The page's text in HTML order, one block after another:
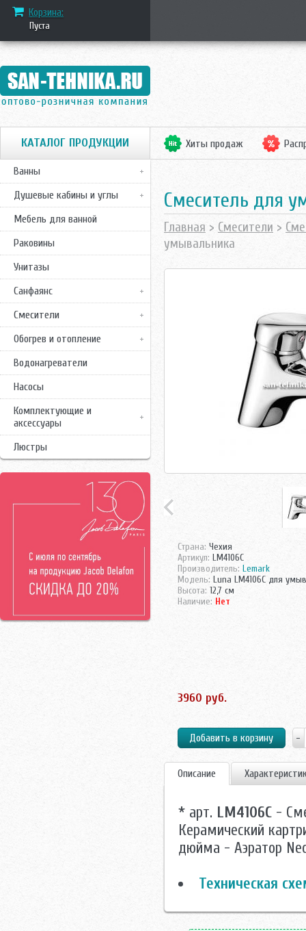
Корзина:
Пуста
КАТАЛОГ ПРОДУКЦИИ
Ванны
Душевые кабины и углы
Мебель для ванной
Раковины
Унитазы
Санфаянс
Смесители
Обогрев и отопление
Водонагреватели
Насосы
Комплектующие и
аксессуары
Люстры
Хиты продаж
Смеситель для
Главная > Смесители >
умывальника
Страна: Чехия
Артикул: LM4106C
Производитель: Lemark
Модель: Luna LM4106C для
Высота: 12,7 см
Наличие: Нет
3960 руб.
Описание
* арт. LM4106C -
Керамический
дюйма - Аэратор
Техническая